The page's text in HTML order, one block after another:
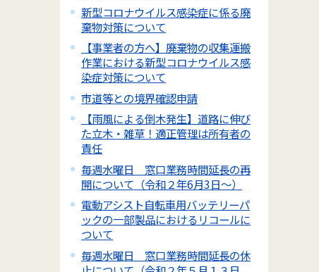
新型コロナウイルス感染症に係る廃
棄物対策について
【事業者の方へ】廃棄物の収集運搬
作業における新型コロナウイルス感
染症対策について
市道等との境界確認申請
【雨風による倒木発生】道路に伸び
た立木・雑草！適正管理は所有者の
責任
毎週水曜日 窓口業務時間延長の再
開について（令和２年6月3日～）
電動アシスト自転車用バッテリーパ
ックの一部製品におけるリコールに
ついて
毎週水曜日 窓口業務時間延長の休